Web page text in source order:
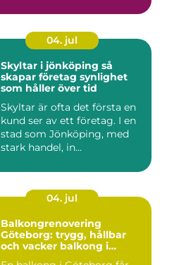
04. jul
Skyltar i jönköping så
skapar företag synlighet
som håller över tid
Skyltar är ofta det första en
kund ser av ett företag. I en
stad som Jönköping, med
stark handel, in...
04. jul
Balkongrenovering
Göteborg: trygg, hållbar
och vacker balkong i